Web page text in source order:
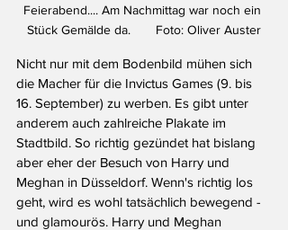
Feierabend.... Am Nachmittag war noch ein
Stück Gemälde da.       Foto: Oliver Auster
Nicht nur mit dem Bodenbild mühen sich
die Macher für die Invictus Games (9. bis
16. September) zu werben. Es gibt unter
anderem auch zahlreiche Plakate im
Stadtbild. So richtig gezündet hat bislang
aber eher der Besuch von Harry und
Meghan in Düsseldorf. Wenn's richtig los
geht, wird es wohl tatsächlich bewegend -
und glamourös. Harry und Meghan